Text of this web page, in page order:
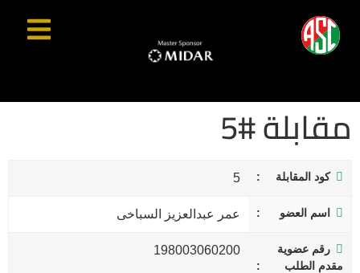
مقابلة #5
كود المقابلة 5
اسم العضو عمر عبدالعزيز السباخى
رقم عضوية
مقدم الطلب
198003060200